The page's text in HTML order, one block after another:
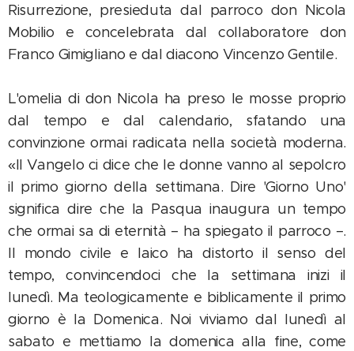
Risurrezione, presieduta dal parroco don Nicola
Mobilio e concelebrata dal collaboratore don
Franco Gimigliano e dal diacono Vincenzo Gentile.
L'omelia di don Nicola ha preso le mosse proprio
dal tempo e dal calendario, sfatando una
convinzione ormai radicata nella società moderna.
«Il Vangelo ci dice che le donne vanno al sepolcro
il primo giorno della settimana. Dire 'Giorno Uno'
significa dire che la Pasqua inaugura un tempo
che ormai sa di eternità – ha spiegato il parroco –.
Il mondo civile e laico ha distorto il senso del
tempo, convincendoci che la settimana inizi il
lunedì. Ma teologicamente e biblicamente il primo
giorno è la Domenica. Noi viviamo dal lunedì al
sabato e mettiamo la domenica alla fine, come